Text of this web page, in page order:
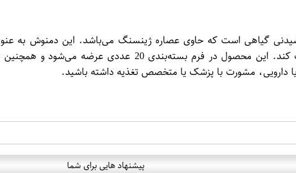
111 بسته 20 عددی یک نوشیدنی گیاهی است که حاوی عصاره ژینسنگ می‌باشد.
سرحالی را افزایش دهد و سیستم ایمنی بدن را تقویت
دارویی، مشورت با پزشک یا متخصص تغذیه داشته باشید.
پیشنهاد هایی برای شما